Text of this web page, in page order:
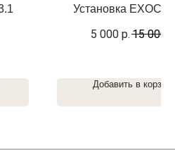
Установка
5 000 р. 15 000
Добавить в